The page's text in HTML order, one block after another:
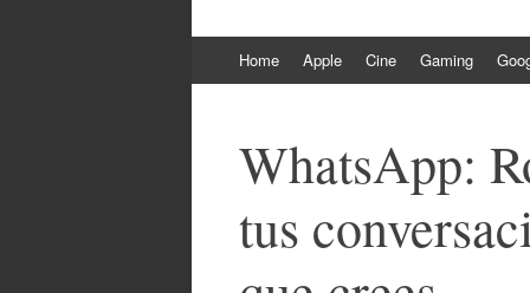
to
Home Apple Cine Gaming
WhatsApp:
tus